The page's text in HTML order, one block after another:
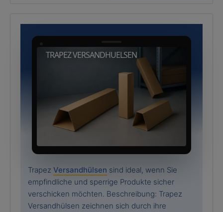
TRAPEZ VERSANDHUELSEN
Trapez Versandhülsen sind ideal, wenn Sie
empfindliche und sperrige Produkte sicher
verschicken möchten. Beschreibung: Trapez
Versandhülsen zeichnen sich durch ihre